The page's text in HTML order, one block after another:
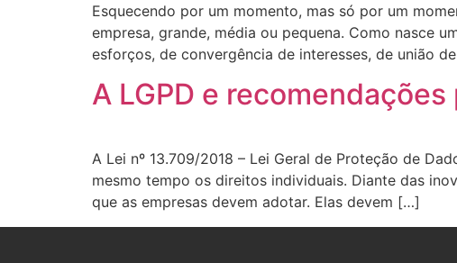
Esquecendo por um momento, mas só por um
empresa, grande, média ou pequena. Como nasce
esforços, de convergência de interesses, de união
A LGPD e
A Lei nº 13.709/2018 – Lei Geral de Proteção de
mesmo tempo os direitos individuais. Diante das
que as empresas devem adotar. Elas devem […]